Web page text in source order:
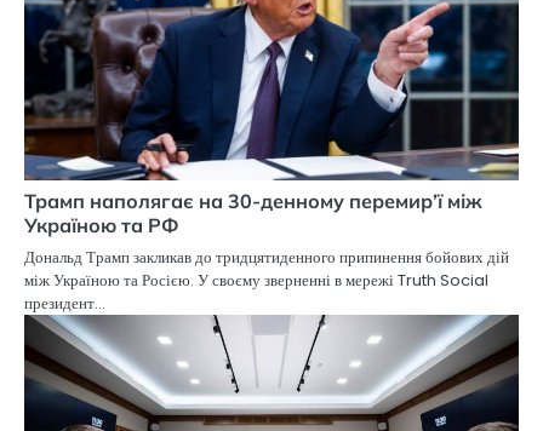
Трамп наполягає на 30-денному перемир’ї між
Україною та РФ
Дональд Трамп закликав до тридцятиденного припинення бойових дій
між Україною та Росією. У своєму зверненні в мережі Truth Social
президент…